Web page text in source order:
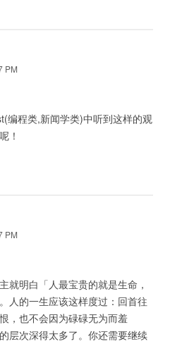
PM
编程类,新闻学类)中听到这样的观
！
PM
就明白「人最宝贵的就是生命，
人的一生应该这样度过：回首往
，也不会因为碌碌无为而羞
层次深得太多了。你还需要继续